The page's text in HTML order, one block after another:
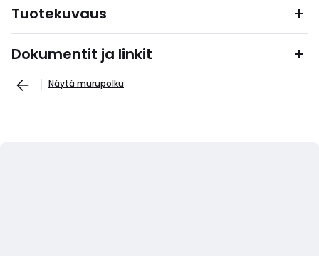
Tuotekuvaus
Dokumentit ja linkit
Näytä murupolku